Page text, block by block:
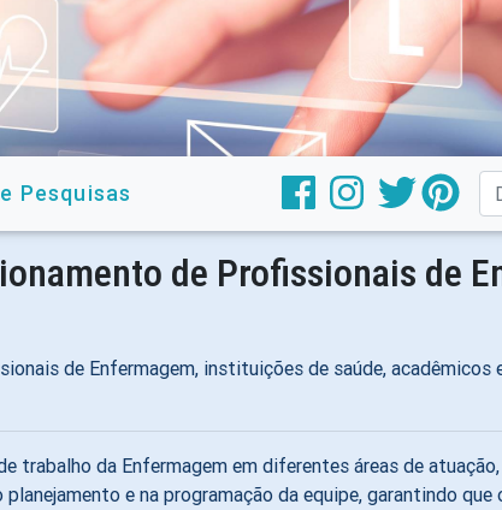
Pesquisas
de Profissionais de
de Enfermagem, instituições de saúde, acadêmicos
da Enfermagem em diferentes áreas de
e na programação da equipe, garantindo